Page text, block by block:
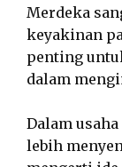
Merdeka
keyakinan
penting
dalam
Dalam
lebih